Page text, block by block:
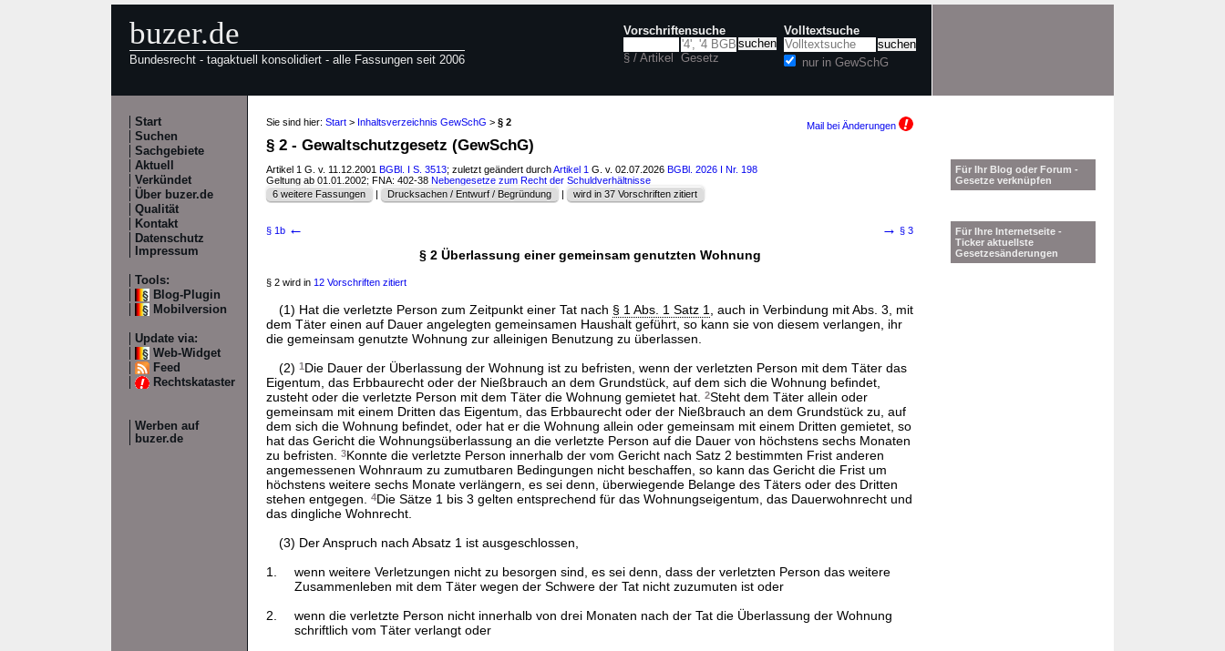
buzer.de
Bundesrecht - tagaktuell konsolidiert - alle Fassungen seit 2006
Vorschriftensuche
§ / Artikel Gesetz
Volltextsuche
nur in GewSchG
Start
Suchen
Sachgebiete
Aktuell
Verkündet
Über buzer.de
Qualität
Kontakt
Datenschutz
Impressum
Tools:
Blog-Plugin
Mobilversion
Update via:
Web-Widget
Feed
Rechtskataster
Werben auf
buzer.de
Sie sind hier: Start > Inhaltsverzeichnis GewSchG > § 2 Mail bei Änderungen
§ 2 - Gewaltschutzgesetz (GewSchG)
Artikel 1 G. v. 11.12.2001 BGBl. I S. 3513; zuletzt geändert durchArtikel 1 G. v. 02.07.2026 BGBl. 2026 I Nr. 198
Geltung ab 01.01.2002; FNA: 402-38 Nebengesetze zum Recht der Schuldverhältnisse
6 weitere Fassungen
| Drucksachen / Entwurf / Begründung | wird in 37 Vorschriften zitiert
§ 1b ← → § 3
§ 2 Überlassung einer gemeinsam genutzten Wohnung
§ 2 wird in 12 Vorschriften zitiert
(1) Hat die verletzte Person zum Zeitpunkt einer Tat nach § 1 Abs. 1 Satz 1
, auch in Verbindung mit Abs. 3, mit
dem Täter einen auf Dauer angelegten gemeinsamen Haushalt geführt, so kann sie von diesem verlangen, ihr
die gemeinsam genutzte Wohnung zur alleinigen Benutzung zu überlassen.
(2) 1Die Dauer der Überlassung der Wohnung ist zu befristen, wenn der verletzten Person mit dem Täter das
Eigentum, das Erbbaurecht oder der Nießbrauch an dem Grundstück, auf dem sich die Wohnung befindet,
zusteht oder die verletzte Person mit dem Täter die Wohnung gemietet hat.
2Steht dem Täter allein oder
gemeinsam mit einem Dritten das Eigentum, das Erbbaurecht oder der Nießbrauch an dem Grundstück zu, auf
dem sich die Wohnung befindet, oder hat er die Wohnung allein oder gemeinsam mit einem Dritten gemietet, so
hat das Gericht die Wohnungsüberlassung an die verletzte Person auf die Dauer von höchstens sechs Monaten
zu befristen.
3Konnte die verletzte Person innerhalb der vom Gericht nach Satz 2 bestimmten Frist anderen
angemessenen Wohnraum zu zumutbaren Bedingungen nicht beschaffen, so kann das Gericht die Frist um
höchstens weitere sechs Monate verlängern, es sei denn, überwiegende Belange des Täters oder des Dritten
stehen entgegen.
4Die Sätze 1 bis 3 gelten entsprechend für das Wohnungseigentum, das Dauerwohnrecht und
das dingliche Wohnrecht.
(3) Der Anspruch nach Absatz 1 ist ausgeschlossen,
1.
wenn weitere Verletzungen nicht zu besorgen sind, es sei denn, dass der verletzten Person das weitere
Zusammenleben mit dem Täter wegen der Schwere der Tat nicht zuzumuten ist oder
2.
wenn die verletzte Person nicht innerhalb von drei Monaten nach der Tat die Überlassung der Wohnung
schriftlich vom Täter verlangt oder
Für Ihr Blog oder Forum -
Gesetze verknüpfen
Für Ihre Internetseite -
Ticker aktuellste
Gesetzesänderungen